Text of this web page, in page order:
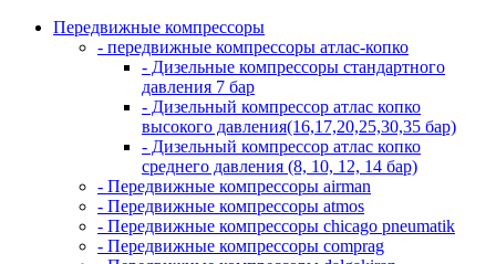
Передвижные компрессоры
- передвижные компрессоры атлас-копко
- Дизельные компрессоры стандартного
давления 7 бар
- Дизельный компрессор атлас копко
высокого давления(16,17,20,25,30,35 бар)
- Дизельный компрессор атлас копко
среднего давления (8, 10, 12, 14 бар)
- Передвижные компрессоры airman
- Передвижные компрессоры atmos
- Передвижные компрессоры chicago pneumatik
- Передвижные компрессоры comprag